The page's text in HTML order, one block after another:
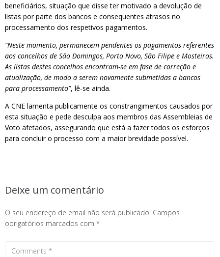
beneficiários, situação que disse ter motivado a devolução de
listas por parte dos bancos e consequentes atrasos no
processamento dos respetivos pagamentos.
“Neste momento, permanecem pendentes os pagamentos referentes
aos concelhos de São Domingos, Porto Novo, São Filipe e Mosteiros.
As listas destes concelhos encontram-se em fase de correção e
atualização, de modo a serem novamente submetidas a bancos
para processamento”, lê-se ainda.
A CNE lamenta publicamente os constrangimentos causados por
esta situação e pede desculpa aos membros das Assembleias de
Voto afetados, assegurando que está a fazer todos os esforços
para concluir o processo com a maior brevidade possível.
Deixe um comentário
O seu endereço de email não será publicado. Campos
obrigatórios marcados com *